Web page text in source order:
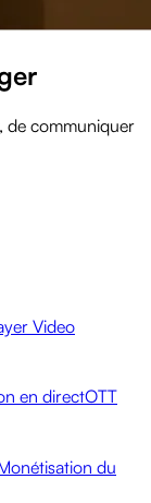
de communiquer
Video
en directOTT
du